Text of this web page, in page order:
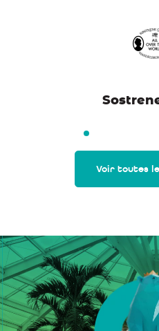
Voir toutes